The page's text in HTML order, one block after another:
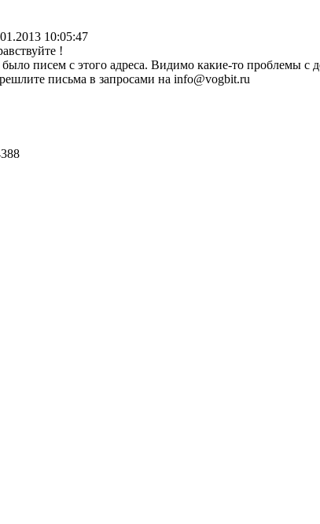
10:05:47
!
писем с этого адреса. Видимо какие-то проблемы с
письма в запросами на info@vogbit.ru